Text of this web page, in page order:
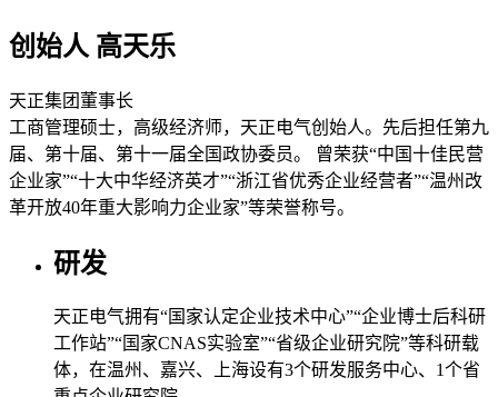
创始人 高天乐
天正集团董事长
工商管理硕士，高级经济师，天正电气创始人。先后担任第九
届、第十届、第十一届全国政协委员。 曾荣获“中国十佳民营
企业家”“十大中华经济英才”“浙江省优秀企业经营者”“温州改
革开放40年重大影响力企业家”等荣誉称号。
研发
天正电气拥有“国家认定企业技术中心”“企业博士后科研
工作站”“国家CNAS实验室”“省级企业研究院”等科研载
体，在温州、嘉兴、上海设有3个研发服务中心、1个省